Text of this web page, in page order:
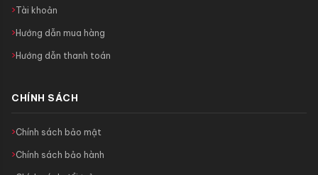
Tài khoản
Hướng dẫn mua hàng
Hướng dẫn thanh toán
CHÍNH SÁCH
Chính sách bảo mật
Chính sách bảo hành